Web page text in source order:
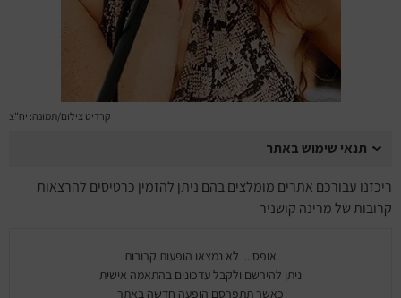
קרדיט צילום/תמונה: יח"צ
תנאי שימוש באתר
ריכזנו עבורכם אתרים מומלצים בהם ניתן להזמין כרטיסים להרצאות
קרובות של מרינה קושניר
אופס ... לא נמצאו הופעות קרובות
ניתן להירשם ולקבל עדכונים בהתאמה אישית
כאשר תתפרסם הופעה חדשה באתר